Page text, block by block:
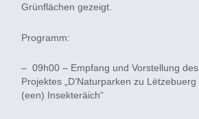
Grünflächen gezeigt.
Programm:
– 09h00 – Empfang und Vorstellung des
Projektes „D’Naturparken zu Lëtzebuerg
(een) Insekteräich“